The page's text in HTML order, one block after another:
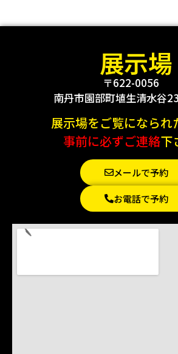
展示場
〒622-0056
南丹市園部町埴生清水谷
展示場をご覧になられ
事前に必ずご連絡下
メールで予約
お電話で予約